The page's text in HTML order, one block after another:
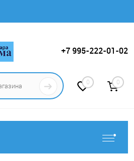
+7 995-222-01-02
0 0